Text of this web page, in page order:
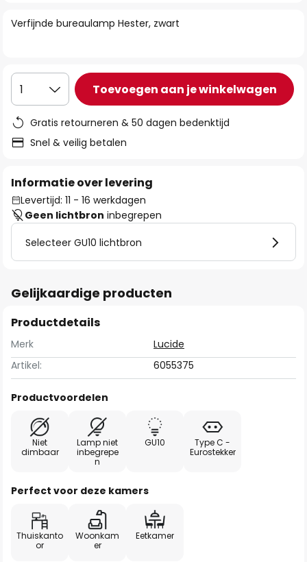
de
Verfijnde bureaulamp Hester, zwart
1 Toevoegen aan je winkelwagen
Gratis retourneren & 50 dagen bedenktijd
Snel & veilig betalen
Informatie over levering
Levertijd: 11 - 16 werkdagen
Geen lichtbron inbegrepen
Selecteer GU10 lichtbron
Gelijkaardige producten
Productdetails
Merk
Lucide
Artikel:
6055375
Productvoordelen
Niet
dimbaar
Lamp niet
inbegrepe
n
GU10
Type C -
Eurostekker
Perfect voor deze kamers
Thuiskanto
or
Woonkam
er
Eetkamer